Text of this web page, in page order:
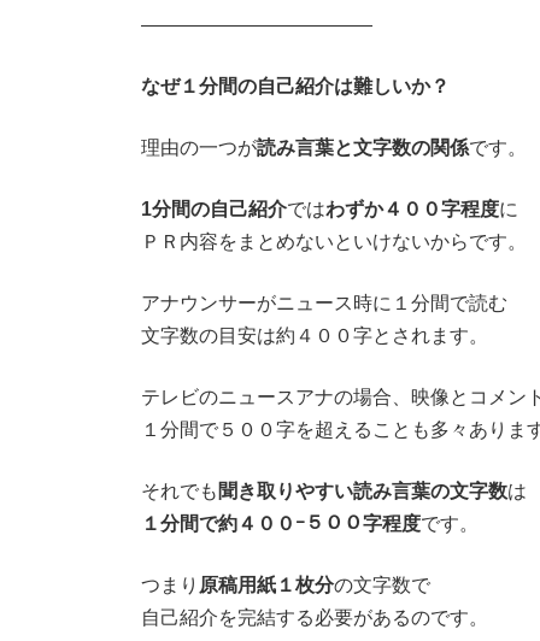
――――――――――――
なぜ１分間の自己紹介は難しいか？
理由の一つが読み言葉と文字数の関係です。
1分間の自己紹介ではわずか４００字程度に
ＰＲ内容をまとめないといけないからです。
アナウンサーがニュース時に１分間で読む
文字数の目安は約４００字とされます。
テレビのニュースアナの場合、映像とコメン
１分間で５００字を超えることも多々あります
それでも 聞き取りやすい読み言葉の文字数は
１分間で約４００ｰ５００字程度です。
つまり 原稿用紙１枚分の文字数で
自己紹介を完結する必要があるのです。